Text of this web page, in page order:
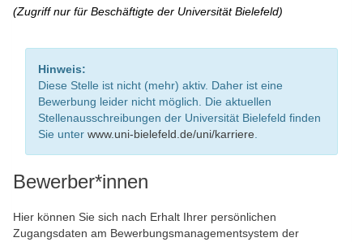
(Zugriff nur für Beschäftigte der Universität Bielefeld)
Hinweis:
Diese Stelle ist nicht (mehr) aktiv. Daher ist eine
Bewerbung leider nicht möglich. Die aktuellen
Stellenausschreibungen der Universität Bielefeld finden
Sie unter www.uni-bielefeld.de/uni/karriere
Bewerber*innen
Hier können Sie sich nach Erhalt Ihrer persönlichen
Zugangsdaten am Bewerbungsmanagementsystem der